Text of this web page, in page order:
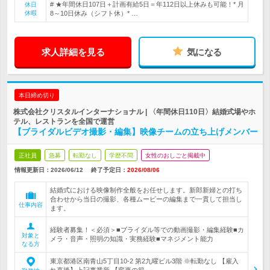
休日
休暇
# ★年間休日107日＋計画有給5日＝年112日以上休みも可能！* 月
8～10日休み（シフト休）* …
求人詳細を見る 気になる
本日締め切り
株式会社クリスタルインターナショナル | 〈年間休日110日〉結婚式場やホ
テル、レストランを全国で運営
【ブライダルビデオ撮影・編集】映像チームの立ち上げメンバー
正社員 急募 転勤なし 学歴不問 女性のおしごと掲載中
情報更新日：2026/06/12 終了予定日： 2026/08/06
仕事内容
結婚式における映像制作全般をお任せします。新郎新婦との打ち
合わせから当日の撮影、各種ムービーの編集まで一貫して担当し
ます。
対象と
なる方
経験者募集！＜必須＞■ブライダル等での動画撮影・編集経験■カ
メラ・音声・照明の知識・実務経験■マネジメント能力
東京都港区南青山5丁目10-2 第2九曜ビル3階 ※転勤なし 【雇入